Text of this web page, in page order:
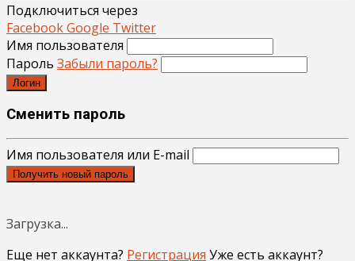
Подключиться через
FacebookGoogle Twitter
Имя пользователя
Пароль Забыли пароль?
Логин
Сменить пароль
Имя пользователя или E-mail
Получить новый пароль
Загрузка...
Еще нет аккаунта? Регистрация Уже есть аккаунт?